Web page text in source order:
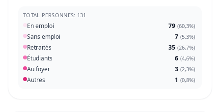
TOTAL PERSONNES: 131
En emploi 79 (60,3%)
Sans emploi 7 (5,3%)
Retraités 35 (26,7%)
Étudiants 6 (4,6%)
Au foyer 3 (2,3%)
Autres 1 (0,8%)